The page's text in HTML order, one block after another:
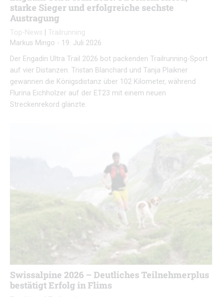
starke Sieger und erfolgreiche sechste
Austragung
Top-News
Trailrunning
Markus Mingo - 19. Juli 2026
Der Engadin Ultra Trail 2026 bot packenden Trailrunning-Sport
auf vier Distanzen. Tristan Blanchard und Tanja Plaikner
gewannen die Königsdistanz über 102 Kilometer, während
Flurina Eichholzer auf der ET23 mit einem neuen
Streckenrekord glänzte.
Swissalpine 2026 – Deutliches Teilnehmerplus
bestätigt Erfolg in Flims